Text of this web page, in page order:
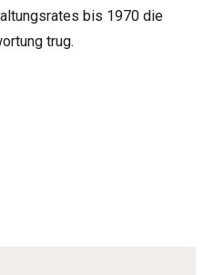
bis 1970 die
trug.